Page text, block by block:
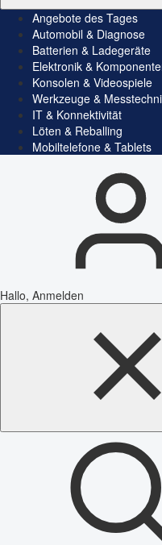
Angebote des Tages
Automobil & Diagnose
Batterien & Ladegeräte
Elektronik &
Konsolen & Videospiele
Werkzeuge &
IT & Konnektivität
Löten & Reballing
Mobiltelefone & Tablets
Hallo, Anmelden